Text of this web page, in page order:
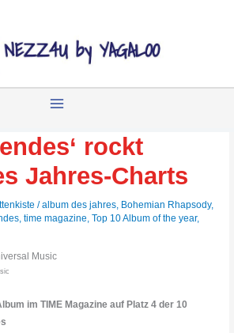
rockt
Jahres-Charts
/album des jahres, Bohemian Rhapsody,
,time magazine,Top 10 Album of the year,
im TIME Magazine auf Platz 4 der 10